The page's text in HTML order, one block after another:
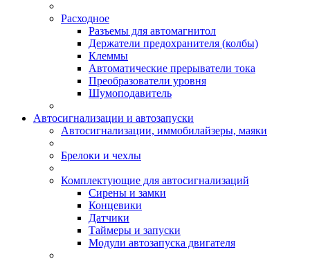
Расходное
Разъемы для автомагнитол
Держатели предохранителя (колбы)
Клеммы
Автоматические прерыватели тока
Преобразователи уровня
Шумоподавитель
Автосигнализации и автозапуски
Автосигнализации, иммобилайзеры, маяки
Брелоки и чехлы
Комплектующие для автосигнализаций
Сирены и замки
Концевики
Датчики
Таймеры и запуски
Модули автозапуска двигателя